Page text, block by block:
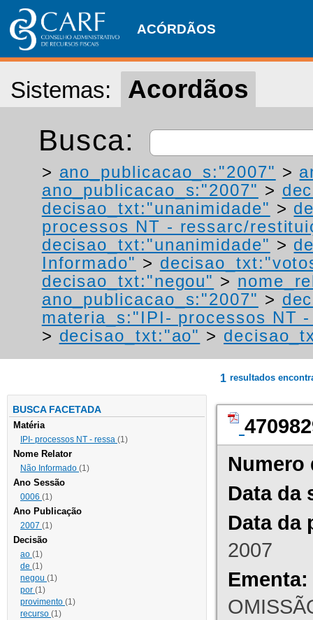
ACÓRDÃOS
Sistemas: Acordãos
Busca:
> ano_publicacao_s:"2007" >
ano_publicacao_s:"2007" >
decisao_txt:"unanimidade" >
processos NT - ressarc/
decisao_txt:"unanimidade" >
Informado" >
decisao_txt:"negou" >
ano_publicacao_s:"2007" >
materia_s:"IPI- processos NT
> decisao_txt:"ao" >
BUSCA FACETADA
Matéria
IPI- processos NT - ressa (1)
Nome Relator
Não Informado (1)
Ano Sessão
0006 (1)
Ano Publicação
2007 (1)
Decisão
ao (1)
de (1)
negou (1)
por (1)
provimento (1)
recurso (1)
1 resultados
Numero
Data da
Data da
2007
Ementa: